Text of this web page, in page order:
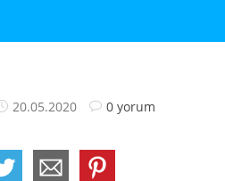
20.05.2020 0 yorum